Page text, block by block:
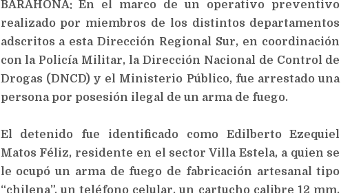
BARAHONA: En el marco de un operativo preventivo
realizado por miembros de los distintos departamentos
adscritos a esta Dirección Regional Sur, en coordinación
con la Policía Militar, la Dirección Nacional de Control de
Drogas (DNCD) y el Ministerio Público, fue arrestado una
persona por posesión ilegal de un arma de fuego.
El detenido fue identificado como Edilberto Ezequiel
Matos Féliz, residente en el sector Villa Estela, a quien se
le ocupó un arma de fuego de fabricación artesanal tipo
“chilena”, un teléfono celular, un cartucho calibre 12 mm,